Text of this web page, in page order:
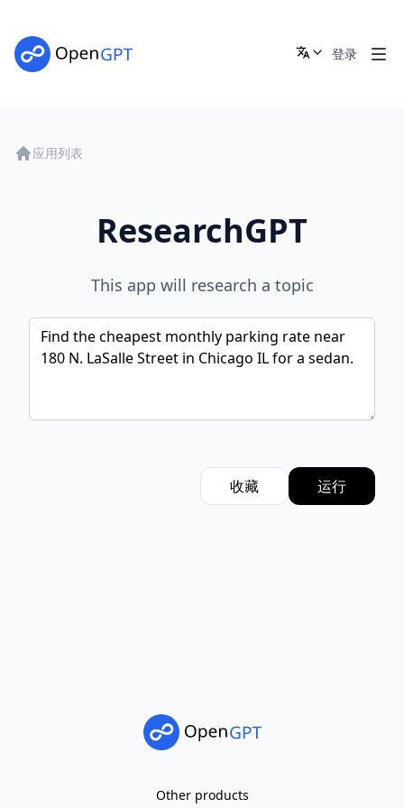
登录
应用列表
ResearchGPT
This app will research a topic
收藏 运行
Other products